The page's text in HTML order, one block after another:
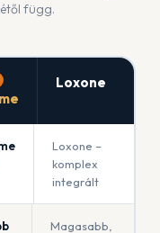
függ.
Loxone
Loxone –
komplex
integrált
Magasabb,